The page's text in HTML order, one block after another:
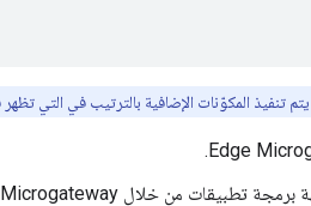
يتم تنفيذ المكوّنات الإضافية بالترتيب في التي